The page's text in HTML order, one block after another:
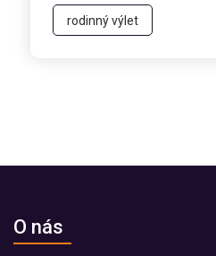
rodinný výlet
O nás